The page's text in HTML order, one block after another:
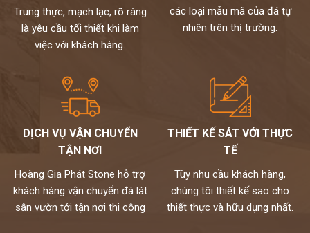
đến tay người tiêu dùng
Chất lượng,thi công chuyên nghiệp,đội ngũ thợ tay nghề cao đã
được tuyển chọn.
ngấm..quý khách sẽ được bảo dưỡng định kỳ 6 tháng một lần và khi
có vấn đề gì sẽ có bộ phận kỹ thuật đến xử lí cho khách hàng trong
vòng 24h,tất cả thành phẩm của chúng tôi sẽ được lưu bảo hành
Đá cao cấp Hoàng Gia Phát tự hào là đơn vị
NỀM TIN CỦA KHÁCH LÀ HẠNH PHÚC CỦA CHÚNG TÔI - HÂN
HẠNH
ĐƯỢC PHỤC VỤ QUÝ KHÁCH
Trung thực, mạch lạc, rõ ràng
là yêu cầu tối thiết khi làm
việc với khách hàng.
các loại mẫu mã của đá tự
nhiên trên thị trường.
DỊCH VỤ VẬN CHUYỂN
TẬN NƠI
Hoàng Gia Phát Stone hỗ trợ
khách hàng vận chuyển đá lát
sân vườn tới tận nơi thi công
THIẾT KẾ SÁT VỚI THỰC
TẾ
Tùy nhu cầu khách hàng,
chúng tôi thiết kế sao cho
thiết thực và hữu dụng nhất.